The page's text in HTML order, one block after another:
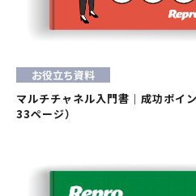
お役立ち資料
マルチチャネル入門書｜成功ポイ
33ページ）